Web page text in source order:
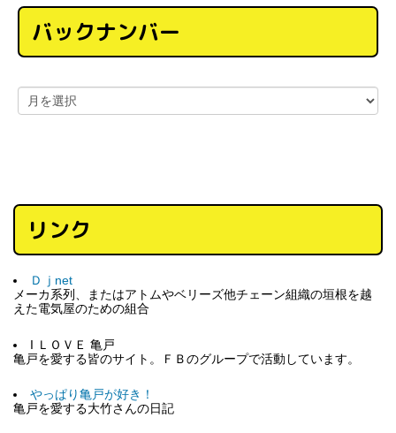
バックナンバー
リンク
Ｄｊnet
メーカ系列、またはアトムやベリーズ他チェーン組織の垣根を越
えた電気屋のための組合
I ＬＯＶＥ 亀戸
亀戸を愛する皆のサイト。ＦＢのグループで活動しています。
やっぱり亀戸が好き！
亀戸を愛する大竹さんの日記